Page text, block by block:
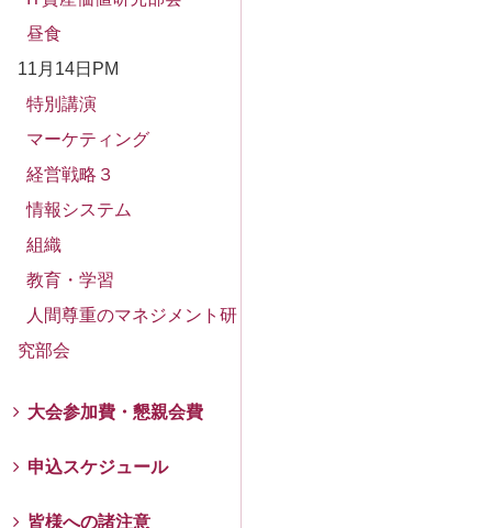
昼食
11月14日PM
特別講演
マーケティング
経営戦略３
情報システム
組織
教育・学習
人間尊重のマネジメント研
究部会
大会参加費・懇親会費
申込スケジュール
皆様への諸注意